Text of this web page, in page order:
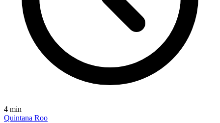
4 min
Quintana Roo